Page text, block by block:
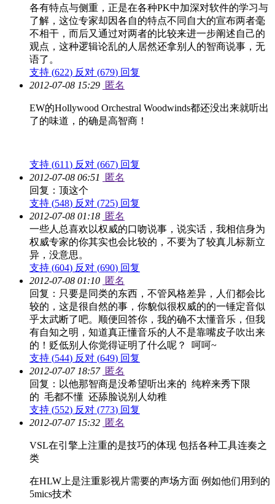
各有特点与侧重，正是在各种PK中加深对软件的学习与
了解，这位专家却因各自的特点不同自大的宣布两者毫
不相干，而后又通过对两者的比较来进一步阐述自己的
观点，这种逻辑论乱的人居然还拿别人的智商说事，无
语了。
支持 (622) 反对 (679) 回复
2012-07-08 15:29 匿名
EW的Hollywood Orchestral Woodwinds都还没出来就听出
了的味道，的确是高智商！
支持 (611) 反对 (667) 回复
2012-07-08 06:51
匿名
回复：顶这个
支持 (548) 反对 (725) 回复
2012-07-08 01:18 匿名
一些人总喜欢以权威的口吻说事，说实话，我相信身为
权威专家的你其实也会比较的，不要为了较真儿标新立
异，没意思。
支持 (604) 反对 (690) 回复
2012-07-08 01:10 匿名
回复：只要是同类的东西，不管风格差异，人们都会比
较的，这是很自然的事，你貌似很权威的的一锤定音似
乎太武断了吧。顺便回答你，我的确不太懂音乐，但我
有自知之明，知道真正懂音乐的人不是靠嘴皮子吹出来
的！贬低别人你觉得证明了什么呢？ 呵呵~
支持 (544) 反对 (649) 回复
2012-07-07 18:57 匿名
回复：以他那智商是没希望听出来的 纯粹来秀下限
的 毛都不懂 还舔脸说别人幼稚
支持 (552) 反对 (773) 回复
2012-07-07 15:32 匿名
VSL在引擎上注重的是技巧的体现 包括各种工具连奏之
类
在HLW上是注重影视片需要的声场方面 例如他们用到的
5mics技术